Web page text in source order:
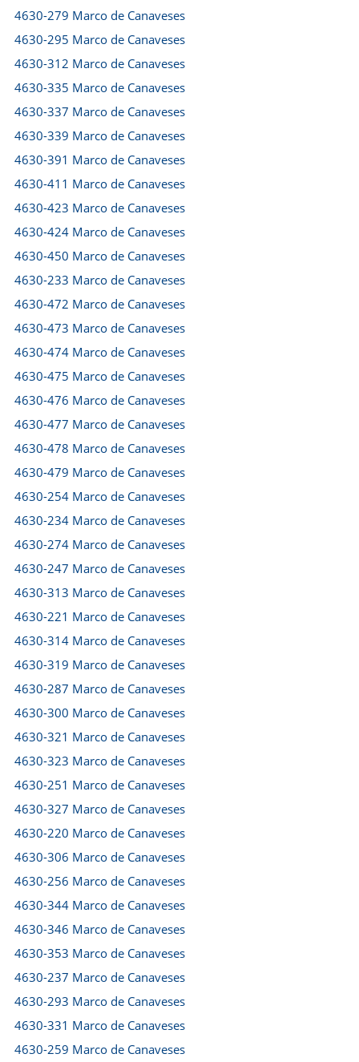
4630-279 Marco de Canaveses
4630-295 Marco de Canaveses
4630-312 Marco de Canaveses
4630-335 Marco de Canaveses
4630-337 Marco de Canaveses
4630-339 Marco de Canaveses
4630-391 Marco de Canaveses
4630-411 Marco de Canaveses
4630-423 Marco de Canaveses
4630-424 Marco de Canaveses
4630-450 Marco de Canaveses
4630-233 Marco de Canaveses
4630-472 Marco de Canaveses
4630-473 Marco de Canaveses
4630-474 Marco de Canaveses
4630-475 Marco de Canaveses
4630-476 Marco de Canaveses
4630-477 Marco de Canaveses
4630-478 Marco de Canaveses
4630-479 Marco de Canaveses
4630-254 Marco de Canaveses
4630-234 Marco de Canaveses
4630-274 Marco de Canaveses
4630-247 Marco de Canaveses
4630-313 Marco de Canaveses
4630-221 Marco de Canaveses
4630-314 Marco de Canaveses
4630-319 Marco de Canaveses
4630-287 Marco de Canaveses
4630-300 Marco de Canaveses
4630-321 Marco de Canaveses
4630-323 Marco de Canaveses
4630-251 Marco de Canaveses
4630-327 Marco de Canaveses
4630-220 Marco de Canaveses
4630-306 Marco de Canaveses
4630-256 Marco de Canaveses
4630-344 Marco de Canaveses
4630-346 Marco de Canaveses
4630-353 Marco de Canaveses
4630-237 Marco de Canaveses
4630-293 Marco de Canaveses
4630-331 Marco de Canaveses
4630-259 Marco de Canaveses